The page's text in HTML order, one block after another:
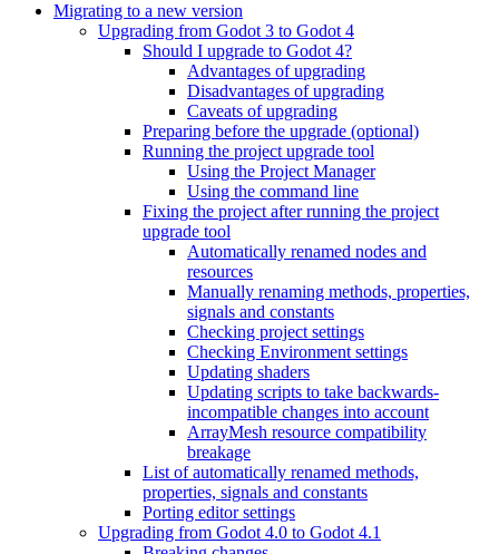
Migrating to a new version
Upgrading from Godot 3 to Godot 4
Should I upgrade to Godot 4?
Advantages of upgrading
Disadvantages of upgrading
Caveats of upgrading
Preparing before the upgrade (optional)
Running the project upgrade tool
Using the Project Manager
Using the command line
Fixing the project after running the project
upgrade tool
Automatically renamed nodes and
resources
Manually renaming methods, properties,
signals and constants
Checking project settings
Checking Environment settings
Updating shaders
Updating scripts to take backwards-
incompatible changes into account
ArrayMesh resource compatibility
breakage
List of automatically renamed methods,
properties, signals and constants
Porting editor settings
Upgrading from Godot 4.0 to Godot 4.1